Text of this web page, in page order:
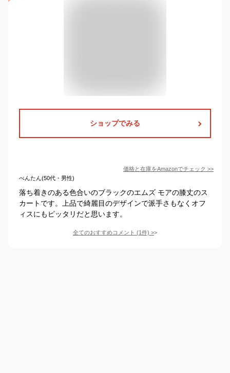
ショップでみる
価格と在庫をAmazonでチェック >>
べんたん(50代・男性)
落ち着きのある色合いのブラックのエムズ モアの膝丈のス
カートです。上品で綺麗目のデザインで派手さもなくオフ
ィスにもピッタリだと思います。
全てのおすすめコメント (1件) >